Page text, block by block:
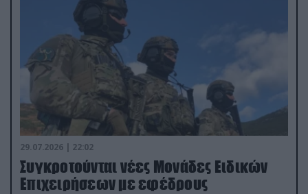
29.07.2026 | 22:02
Συγκροτούνται νέες Μονάδες Ειδικών
Επιχειρήσεων με εφέδρους